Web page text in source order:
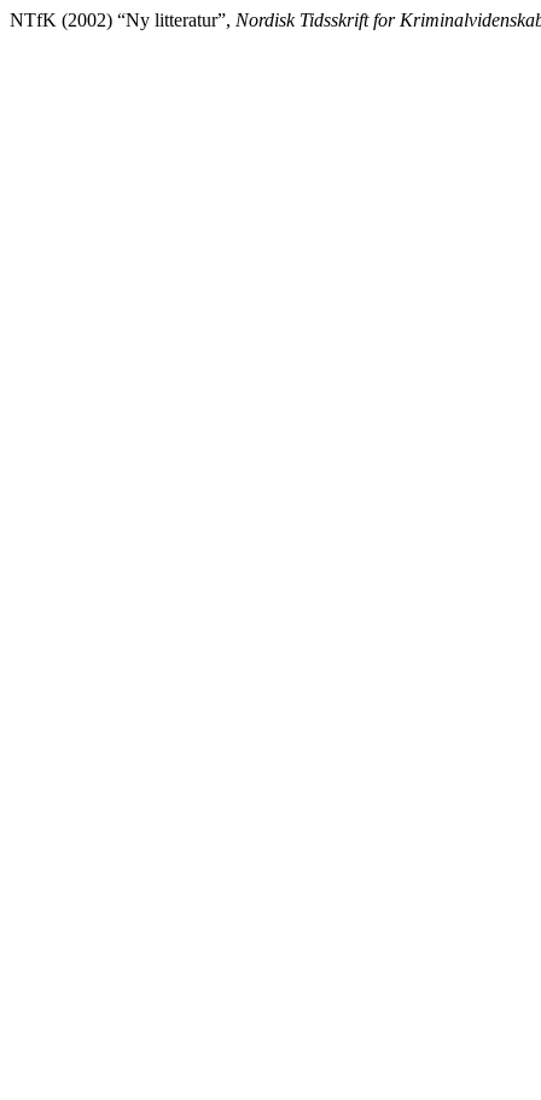
NTfK (2002) “Ny litteratur”, Nordisk Tidsskrift for